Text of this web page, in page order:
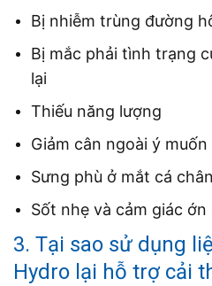
Bị nhiễm trùng đường
Bị mắc phải tình trạng
lại
Thiếu năng lượng
Giảm cân ngoài ý muốn
Sưng phù ở mắt cá
Sốt nhẹ và cảm giác
3. Tại sao sử dụng
Hydro lại hỗ trợ cải